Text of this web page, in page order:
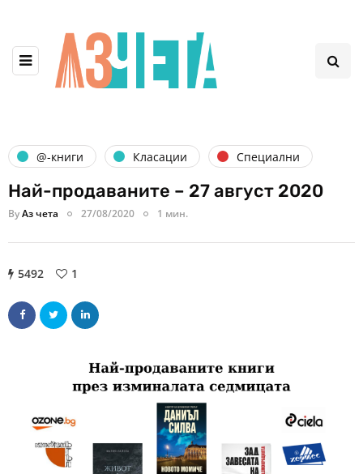
@-книги Класации Специални
Най-продаваните – 27 август 2020
ByАз чета 27/08/2020 1 мин.
5492 1